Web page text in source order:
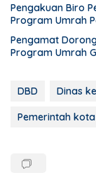
Pengakuan Biro
Program Umrah
Pengamat
Program Umrah
DBD Dinas
Pemerintah